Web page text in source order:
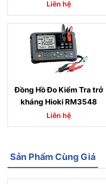
Liên hệ
Đồng Hồ Đo Kiểm Tra trở
kháng Hioki RM3548
Liên hệ
Sản Phẩm Cùng Giá